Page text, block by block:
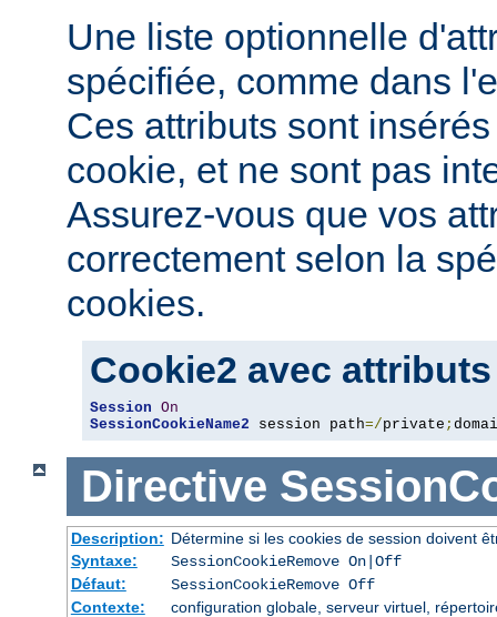
Une liste optionnelle
spécifiée, comme dans
Ces attributs sont
cookie, et ne sont pas
Assurez-vous que vos
correctement selon la
cookies.
Cookie2 avec attributs
Session On
SessionCookieName2 session path=/private ;
Directive
Description: Détermine si les cookies de session doivent
Syntaxe:
SessionCookieRemove On|Off
Défaut:
SessionCookieRemove Off
Contexte:
configuration globale, serveur virtuel,